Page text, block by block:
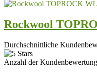
Rockwool
Durchschnittliche
Anzahl der